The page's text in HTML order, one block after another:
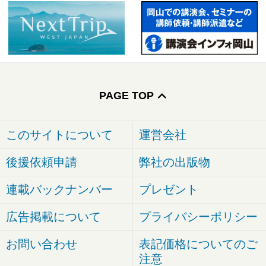
PAGE TOP
このサイトについて 運営会社
後援依頼申請 弊社の出版物
連載バックナンバー プレゼント
広告掲載について プライバシーポリシー
お問い合わせ
表記価格についてのご
注意